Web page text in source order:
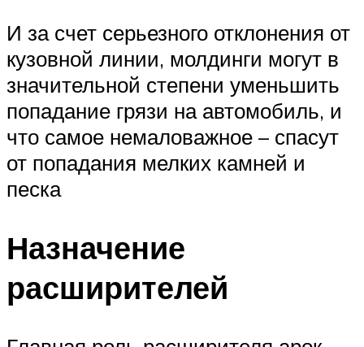
И за счет серьезного отклонения от
кузовной линии, молдинги могут в
значительной степени уменьшить
попадание грязи на автомобиль, и
что самое немаловажное – спасут
от попадания мелких камней и
песка
Назначение
расширителей